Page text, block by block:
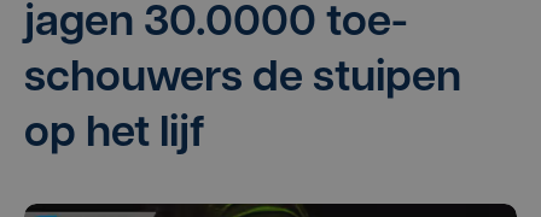
jagen 30.0000 toe­
schou­wers de stui­pen
op het lijf